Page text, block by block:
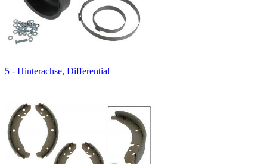
5 - Hinterachse, Differential